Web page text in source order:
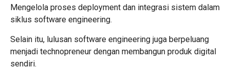
Mengelola proses deployment dan integrasi sistem dalam
siklus software engineering.
Selain itu, lulusan software engineering juga berpeluang
menjadi technopreneur dengan membangun produk digital
sendiri.